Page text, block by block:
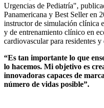
Urgencias de Pediatría",
Panamericana y Best Seller en
instructor de simulación clínica
y de entrenamiento clínico en
cardiovascular para residentes
“Es tan importante lo que
lo hacemos. Mi objetivo es
innovadoras capaces de
número de vidas posible”.